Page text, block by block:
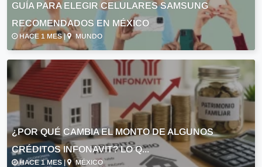
GUÍA PARA ELEGIR CELULARES SAMSUNG
RECOMENDADOS EN MÉXICO
HACE 1 MES | MUNDO
¿POR QUÉ CAMBIA EL MONTO DE ALGUNOS
CRÉDITOS INFONAVIT? LO Q...
HACE 1 MES | MÉXICO